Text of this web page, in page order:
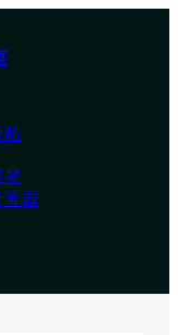
航
算器